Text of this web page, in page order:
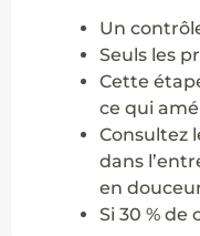
Un
Seuls les
Cette
ce qui
Consultez
dans
en
Si 30 % de